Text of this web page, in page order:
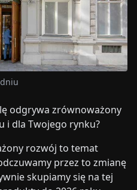
odgrywa zrównoważony
i dla Twojego rynku?
rozwój to temat
przez to zmianę
skupiamy się na tej